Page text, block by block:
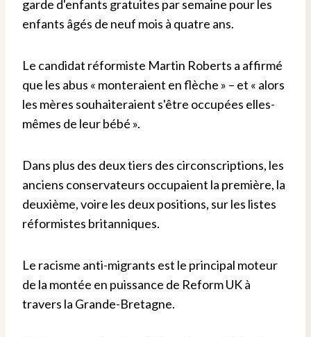
garde d'enfants gratuites par semaine pour les
enfants âgés de neuf mois à quatre ans.
Le candidat réformiste Martin Roberts a affirmé
que les abus « monteraient en flèche » – et « alors
les mères souhaiteraient s'être occupées elles-
mêmes de leur bébé ».
Dans plus des deux tiers des circonscriptions, les
anciens conservateurs occupaient la première, la
deuxième, voire les deux positions, sur les listes
réformistes britanniques.
Le racisme anti-migrants est le principal moteur
de la montée en puissance de Reform UK à
travers la Grande-Bretagne.